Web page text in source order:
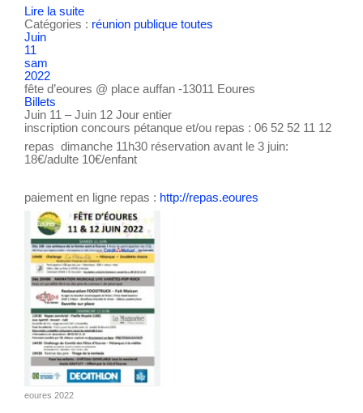
Lire la suite
Catégories : réunion publique toutes
Juin
11
sam
2022
fête d’eoures @ place auffan -13011 Eoures
Billets
Juin 11 – Juin 12 Jour entier
inscription concours pétanque et/ou repas : 06 52 52 11 12
repas dimanche 11h30 réservation avant le 3 juin:
18€/adulte 10€/enfant
paiement en ligne repas : http://repas.eoures
eoures 2022